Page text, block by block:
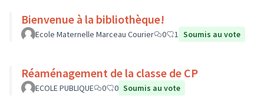
Bienvenue à la bibliothèque!
Ecole Maternelle Marceau Courier 0 1 Soumis au vote
Réaménagement de la classe de CP
ECOLE PUBLIQUE 0 0 Soumis au vote